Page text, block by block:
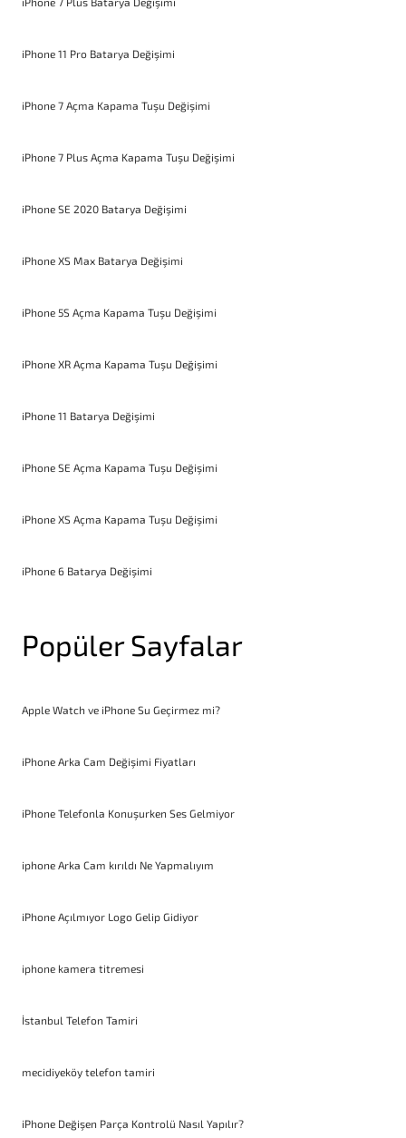
iPhone 11 Pro Batarya Değişimi
iPhone 7 Açma Kapama Tuşu Değişimi
iPhone 7 Plus Açma Kapama Tuşu Değişimi
iPhone SE 2020 Batarya Değişimi
iPhone XS Max Batarya Değişimi
iPhone 5S Açma Kapama Tuşu Değişimi
iPhone XR Açma Kapama Tuşu Değişimi
iPhone 11 Batarya Değişimi
iPhone SE Açma Kapama Tuşu Değişimi
iPhone XS Açma Kapama Tuşu Değişimi
iPhone 6 Batarya Değişimi
Popüler Sayfalar
Apple Watch ve iPhone Su Geçirmez mi?
iPhone Arka Cam Değişimi Fiyatları
iPhone Telefonla Konuşurken Ses Gelmiyor
iphone Arka Cam kırıldı Ne Yapmalıyım
iPhone Açılmıyor Logo Gelip Gidiyor
iphone kamera titremesi
İstanbul Telefon Tamiri
mecidiyeköy telefon tamiri
iPhone Değişen Parça Kontrolü Nasıl Yapılır?